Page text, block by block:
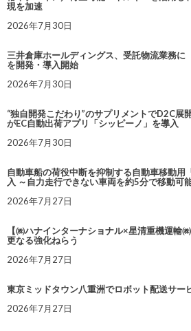
現を加速
2026年7月30日
三井倉庫ホールディングス、受託物流業務に
を開発・導入開始
2026年7月30日
“独自開発こだわり”のサプリメントでD2C展
がEC自動出荷アプリ「シッピーノ」を導入
2026年7月30日
自動車船の荷役中断を抑制する自動車移動用
入 ～自力走行できない車両を約5分で移動可
2026年7月27日
【㈱ハナインターナショナル×星清重機運輸
更なる強化ねらう
2026年7月27日
東京ミッドタウン八重洲でロボット配送サー
2026年7月27日